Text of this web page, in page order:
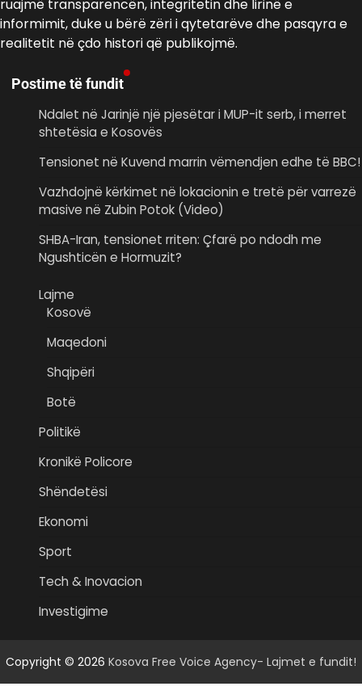
ruajmë transparencën, integritetin dhe lirinë e
informimit, duke u bërë zëri i qytetarëve dhe pasqyra e
realitetit në çdo histori që publikojmë.
Postime të fundit
Ndalet në Jarinjë një pjesëtar i MUP-it serb, i merret
shtetësia e Kosovës
Tensionet në Kuvend marrin vëmendjen edhe të BBC!
Vazhdojnë kërkimet në lokacionin e tretë për varrezë
masive në Zubin Potok (Video)
SHBA-Iran, tensionet rriten: Çfarë po ndodh me
Ngushticën e Hormuzit?
Lajme
Kosovë
Maqedoni
Shqipëri
Botë
Politikë
Kronikë Policore
Shëndetësi
Ekonomi
Sport
Tech & Inovacion
Investigime